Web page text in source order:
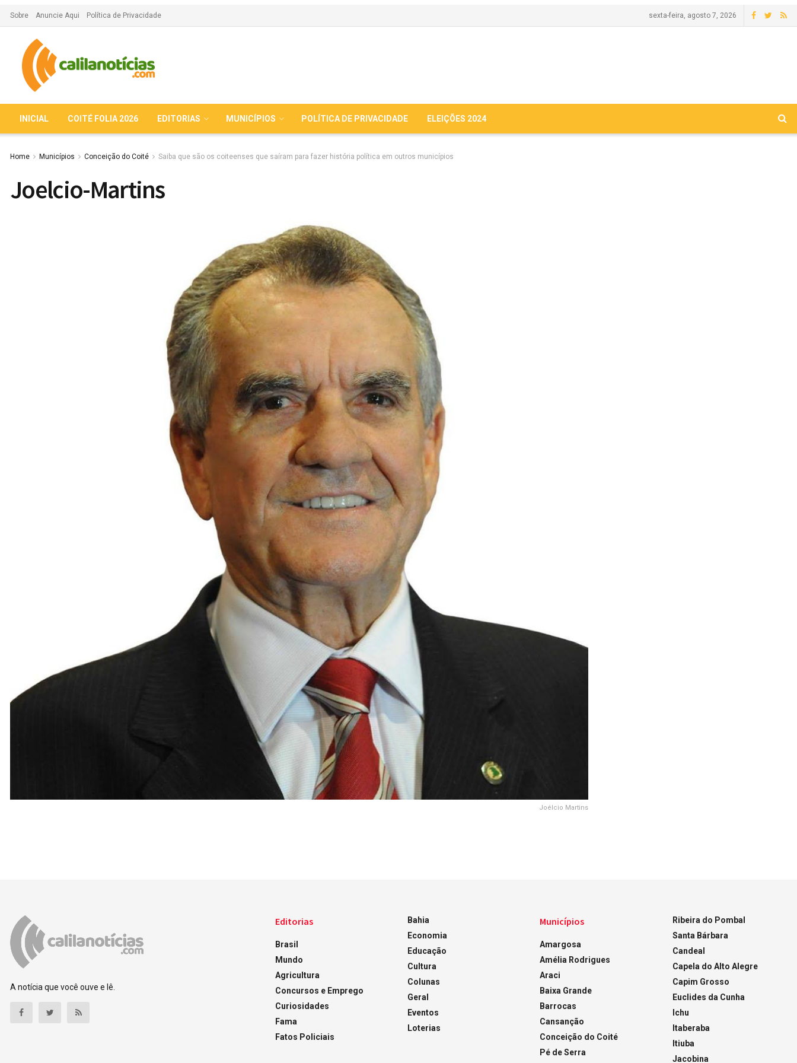
Sobre Anuncie Aqui Política de Privacidade sexta-feira, agosto 7, 2026
INICIAL COITÉ FOLIA 2026 EDITORIAS MUNICÍPIOS POLÍTICA DE PRIVACIDADE ELEIÇÕES 2024
Home Municípios Conceição do Coité Saiba que são os coiteenses que saíram para fazer história política em outros municípios
Joelcio-Martins
Joélcio Martins
A notícia que você ouve e lê.
Editorias
Brasil
Mundo
Agricultura
Concursos e Emprego
Curiosidades
Fama
Fatos Policiais
Bahia
Economia
Educação
Cultura
Colunas
Geral
Eventos
Loterias
Municípios
Amargosa
Amélia Rodrigues
Araci
Baixa Grande
Barrocas
Cansanção
Conceição do Coité
Pé de Serra
Ribeira do Pombal
Santa Bárbara
Candeal
Capela do Alto Alegre
Capim Grosso
Euclides da Cunha
Ichu
Itaberaba
Itiuba
Jacobina